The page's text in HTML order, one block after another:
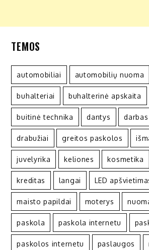
TEMOS
automobiliai automobilių nuoma
buhalteriai buhalterinė apskaita
buitinė technika dantys darbas
drabužiai greitos paskolos
juvelyrika keliones kosmetika
kreditas langai LED
maisto papildai moterys
paskola paskola internetu
paskolos internetu paslaugos